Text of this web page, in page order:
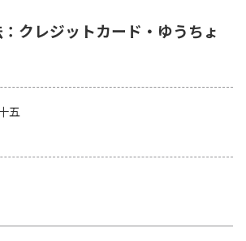
クレジットカード・ゆうちょ
五